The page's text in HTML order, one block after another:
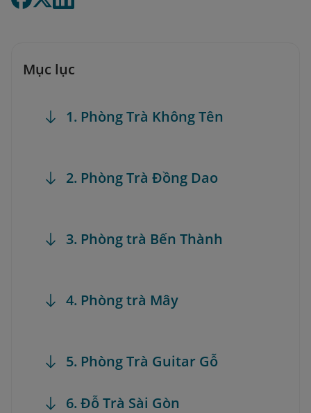
Mục lục
1. Phòng Trà Không Tên
2. Phòng Trà Đồng Dao
3. Phòng trà Bến Thành
4. Phòng trà Mây
5. Phòng Trà Guitar Gỗ
6. Đỗ Trà Sài Gòn